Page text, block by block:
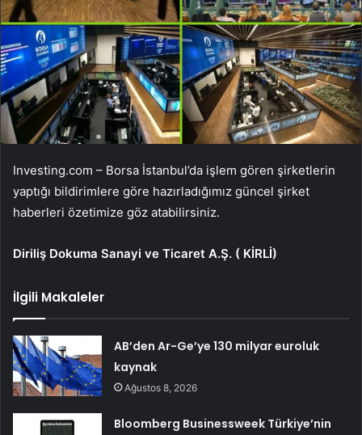
Investing.com – Borsa İstanbul’da işlem gören şirketlerin
yaptığı bildirimlere göre hazırladığımız güncel şirket
haberleri özetimize göz atabilirsiniz.
Diriliş Dokuma Sanayi ve Ticaret A.Ş. ( KİRLİ)
İlgili Makaleler
AB’den Ar-Ge’ye 130 milyar euroluk
kaynak
Ağustos 8, 2026
Bloomberg Businessweek Türkiye’nin